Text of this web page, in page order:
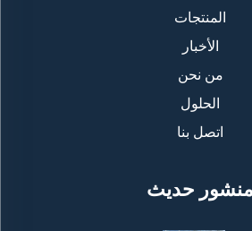
المنتجات
الأخبار
من نحن
الحلول
اتصل بنا
منشور حديث